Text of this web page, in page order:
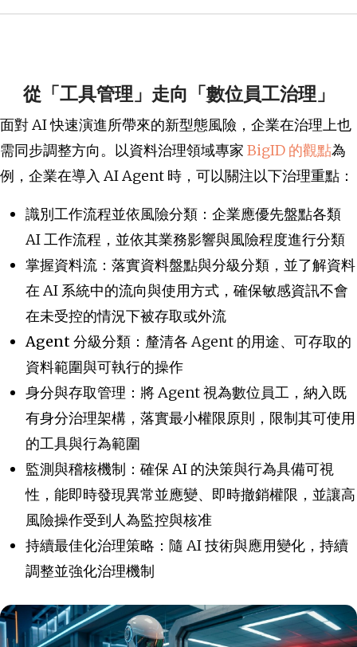
從「工具管理」走向「數位員工治理」
面對 AI 快速演進所帶來的新型態風險，企業在治理上也
需同步調整方向。以資料治理領域專家 BigID 的觀點為
例，企業在導入 AI Agent 時，可以關注以下治理重點：
識別工作流程並依風險分類 ：企業應優先盤點各類
AI 工作流程，並依其業務影響與風險程度進行分類
掌握資料流 ：落實資料盤點與分級分類，並了解資料
在 AI 系統中的流向與使用方式，確保敏感資訊不會
在未受控的情況下被存取或外流
Agent 分級分類 ：釐清各 Agent 的用途、可存取的
資料範圍與可執行的操作
身分與存取管理 ：將 Agent 視為數位員工，納入既
有身分治理架構，落實最小權限原則，限制其可使用
的工具與行為範圍
監測與稽核機制 ：確保 AI 的決策與行為具備可視
性，能即時發現異常並應變、即時撤銷權限，並讓高
風險操作受到人為監控與核准
持續最佳化治理策略 ：隨 AI 技術與應用變化，持續
調整並強化治理機制